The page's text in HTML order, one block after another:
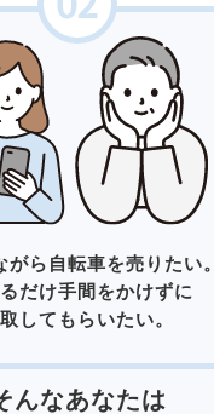
がら自転車を売りたい。
だけ手間をかけずに
してもらいたい。
んなあなたは